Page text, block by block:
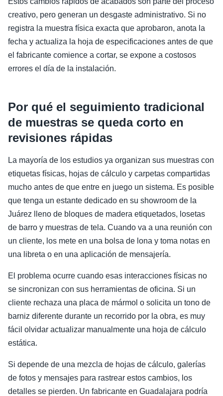
creativo, pero generan un desgaste administrativo. Si no
registra la muestra física exacta que aprobaron, anota la
fecha y actualiza la hoja de especificaciones antes de que
el fabricante comience a cortar, se expone a costosos
errores el día de la instalación.
Por qué el seguimiento tradicional
de muestras se queda corto en
revisiones rápidas
La mayoría de los estudios ya organizan sus muestras con
etiquetas físicas, hojas de cálculo y carpetas compartidas
mucho antes de que entre en juego un sistema. Es posible
que tenga un estante dedicado en su showroom de la
Juárez lleno de bloques de madera etiquetados, losetas
de barro y muestras de tela. Cuando va a una reunión con
un cliente, los mete en una bolsa de lona y toma notas en
una libreta o en una aplicación de mensajería.
El problema ocurre cuando esas interacciones físicas no
se sincronizan con sus herramientas de oficina. Si un
cliente rechaza una placa de mármol o solicita un tono de
barniz diferente durante un recorrido por la obra, es muy
fácil olvidar actualizar manualmente una hoja de cálculo
estática.
Si depende de una mezcla de hojas de cálculo, galerías
de fotos y mensajes para rastrear estos cambios, los
detalles se pierden. Un fabricante en Guadalajara podría